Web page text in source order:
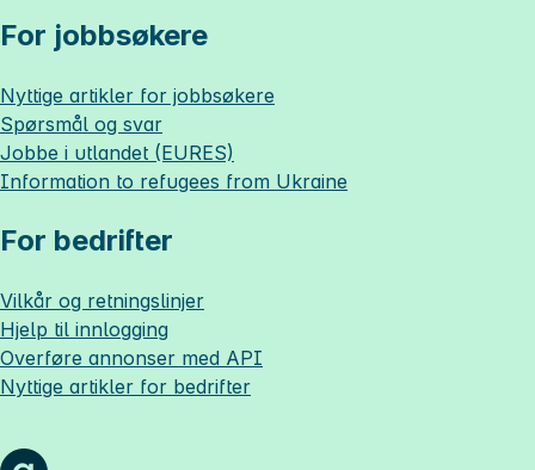
For jobbsøkere
Nyttige artikler for jobbsøkere
Spørsmål og svar
Jobbe i utlandet (EURES)
Information to refugees from Ukraine
For bedrifter
Vilkår og retningslinjer
Hjelp til innlogging
Overføre annonser med API
Nyttige artikler for bedrifter